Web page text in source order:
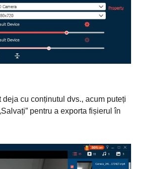
deja cu conținutul dvs., acum puteți
pentru a exporta fișierul în